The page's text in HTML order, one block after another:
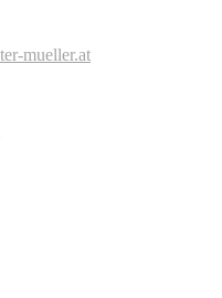
mueller.at